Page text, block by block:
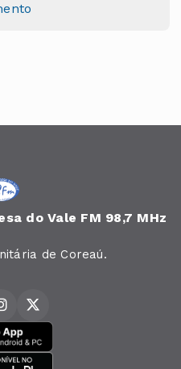
do Vale FM 98,7 MHz
de Coreaú.